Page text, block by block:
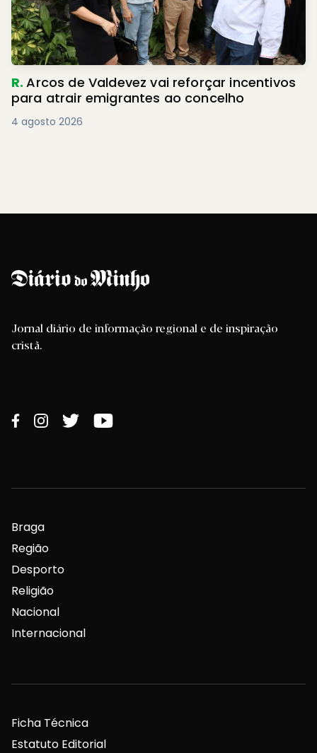
R.Arcos de Valdevez vai reforçar incentivos
para atrair emigrantes ao concelho
4 agosto 2026
Jornal diário de informação regional e de inspiração
cristã.
Braga
Região
Desporto
Religião
Nacional
Internacional
Ficha Técnica
Estatuto Editorial